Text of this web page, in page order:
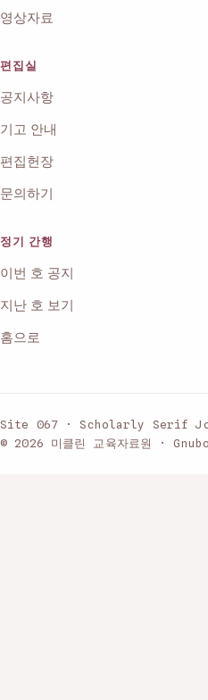
영상자료
편집실
공지사항
기고 안내
편집헌장
문의하기
정기 간행
이번 호 공지
지난 호 보기
홈으로
Site 067 · Scholarly Serif
© 2026 미클린 교육자료원 ·